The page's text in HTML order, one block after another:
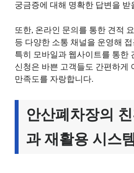
궁금증에 대해 명확한 답변을 받
또한, 온라인 문의를 통한 견적
등 다양한 소통 채널을 운영해
특히 모바일과 웹사이트를 통한
신청은 바쁜 고객들도 간편하게
만족도를 자랑합니다.
안산폐차장의
과 재활용 시스